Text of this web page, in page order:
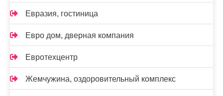
Евразия, гостиница
Евро дом, дверная компания
Евротехцентр
Жемчужина, оздоровительный комплекс